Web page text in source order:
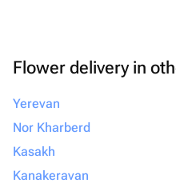
Flower delivery in
Yerevan
Nor Kharberd
Kasakh
Kanakeravan